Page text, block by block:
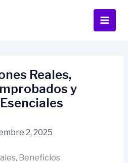
Reales,
y
2, 2025
Beneficios